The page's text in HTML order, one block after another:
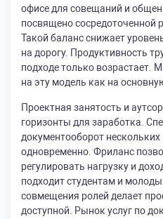
офисе для совещаний и
посвящено сосредоточенной
Такой баланс снижает
на дорогу. Продуктивность
подходе только возрастает.
на эту модель как на
Проектная занятость и
горизонты для заработка.
документооборот
одновременно. Фриланс
регулировать нагрузку и
подходит студентам и
совмещения ролей делает
доступной. Рынок услуг по